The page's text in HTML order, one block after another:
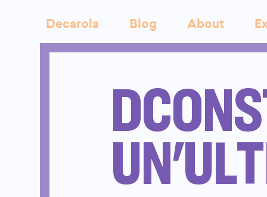
Decarola Blog About